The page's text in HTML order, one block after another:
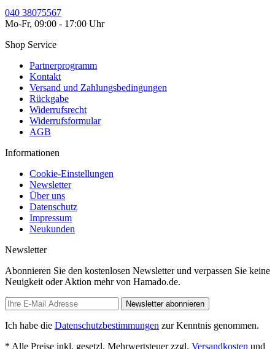
040 38075567
Mo-Fr, 09:00 - 17:00 Uhr
Shop Service
Partnerprogramm
Kontakt
Versand und Zahlungsbedingungen
Rückgabe
Widerrufsrecht
Widerrufsformular
AGB
Informationen
Cookie-Einstellungen
Newsletter
Über uns
Datenschutz
Impressum
Neukunden
Newsletter
Abonnieren Sie den kostenlosen Newsletter und verpassen Sie keine
Neuigkeit oder Aktion mehr von Hamado.de.
Newsletter abonnieren
Ich habe die Datenschutzbestimmungen zur Kenntnis genommen.
* Alle Preise inkl. gesetzl. Mehrwertsteuer zzgl. Versandkosten und